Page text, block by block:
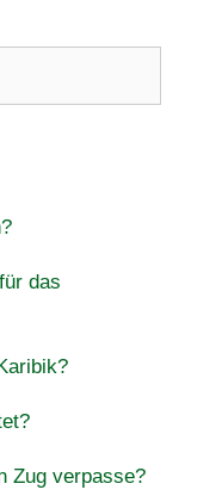
das
Zug verpasse?